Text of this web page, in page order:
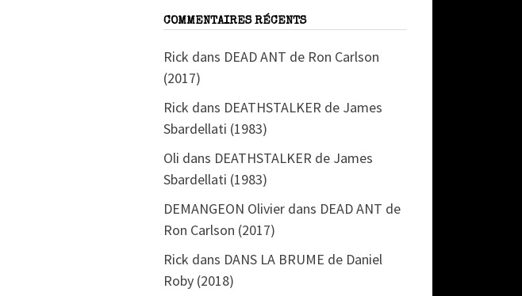
COMMENTAIRES RÉCENTS
Rick dans DEAD ANT de Ron Carlson
(2017)
Rick dans DEATHSTALKER de James
Sbardellati (1983)
Oli dans DEATHSTALKER de James
Sbardellati (1983)
DEMANGEON Olivier dans DEAD ANT de
Ron Carlson (2017)
Rick dans DANS LA BRUME de Daniel
Roby (2018)